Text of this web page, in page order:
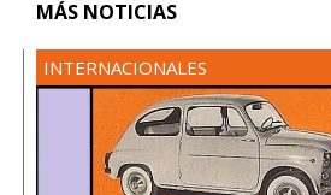
MÁS NOTICIAS
INTERNACIONALES